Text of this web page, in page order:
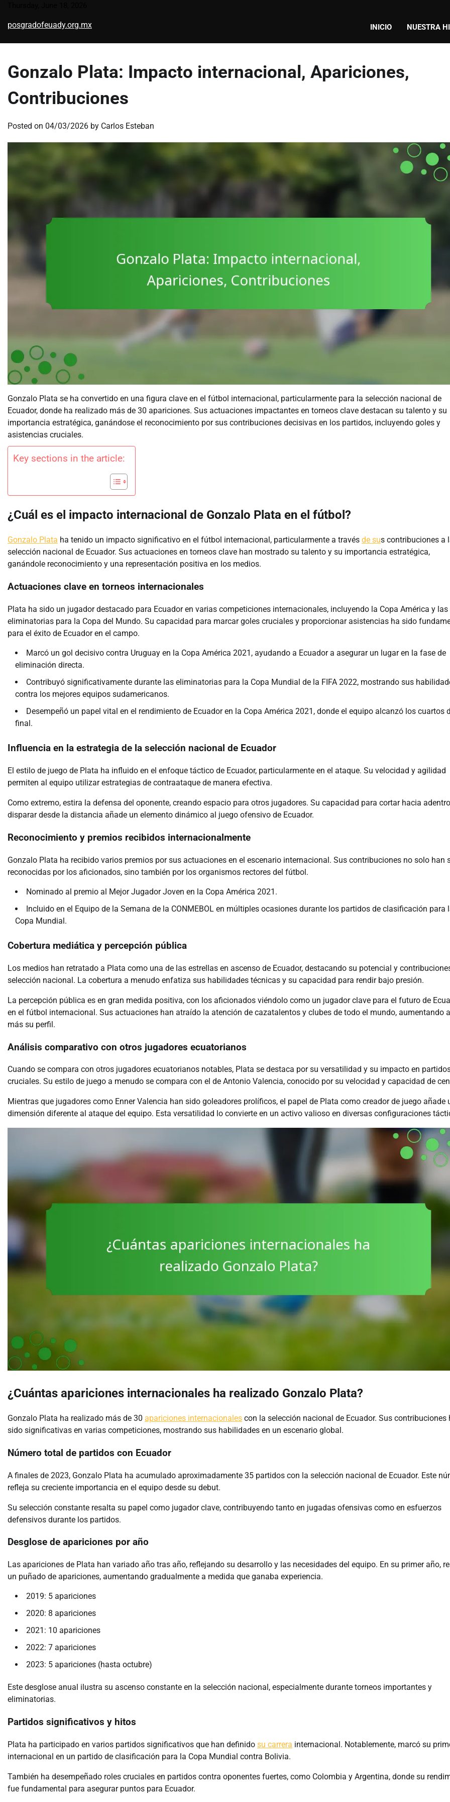
content
posgradofeuady.org.mx INICIO NUESTRA
Gonzalo Plata: Impacto internacional, Apariciones,
Contribuciones
Posted on 04/03/2026 by Carlos Esteban
Gonzalo Plata se ha convertido en una figura clave en el fútbol internacional, particularmente para la selección nacional de
Ecuador, donde ha realizado más de 30 apariciones. Sus actuaciones impactantes en torneos clave destacan su talento y su
importancia estratégica, ganándose el reconocimiento por sus contribuciones decisivas en los partidos, incluyendo goles y
asistencias cruciales.
Key sections in the article:
¿Cuál es el impacto internacional de Gonzalo Plata en el fútbol?
Gonzalo Plata ha tenido un impacto significativo en el fútbol internacional, particularmente a través de sus contribuciones a
selección nacional de Ecuador. Sus actuaciones en torneos clave han mostrado su talento y su importancia estratégica,
ganándole reconocimiento y una representación positiva en los medios.
Actuaciones clave en torneos internacionales
Plata ha sido un jugador destacado para Ecuador en varias competiciones internacionales, incluyendo la Copa América y las
eliminatorias para la Copa del Mundo. Su capacidad para marcar goles cruciales y proporcionar asistencias ha sido
para el éxito de Ecuador en el campo.
Marcó un gol decisivo contra Uruguay en la Copa América 2021, ayudando a Ecuador a asegurar un lugar en la fase de
eliminación directa.
Contribuyó significativamente durante las eliminatorias para la Copa Mundial de la FIFA 2022, mostrando sus
contra los mejores equipos sudamericanos.
Desempeñó un papel vital en el rendimiento de Ecuador en la Copa América 2021, donde el equipo alcanzó los cuartos
final.
Influencia en la estrategia de la selección nacional de Ecuador
El estilo de juego de Plata ha influido en el enfoque táctico de Ecuador, particularmente en el ataque. Su velocidad y agilidad
permiten al equipo utilizar estrategias de contraataque de manera efectiva.
Como extremo, estira la defensa del oponente, creando espacio para otros jugadores. Su capacidad para cortar hacia
disparar desde la distancia añade un elemento dinámico al juego ofensivo de Ecuador.
Reconocimiento y premios recibidos internacionalmente
Gonzalo Plata ha recibido varios premios por sus actuaciones en el escenario internacional. Sus contribuciones no solo han
reconocidas por los aficionados, sino también por los organismos rectores del fútbol.
Nominado al premio al Mejor Jugador Joven en la Copa América 2021.
Incluido en el Equipo de la Semana de la CONMEBOL en múltiples ocasiones durante los partidos de clasificación para
Copa Mundial.
Cobertura mediática y percepción pública
Los medios han retratado a Plata como una de las estrellas en ascenso de Ecuador, destacando su potencial y
selección nacional. La cobertura a menudo enfatiza sus habilidades técnicas y su capacidad para rendir bajo presión.
La percepción pública es en gran medida positiva, con los aficionados viéndolo como un jugador clave para el futuro de
en el fútbol internacional. Sus actuaciones han atraído la atención de cazatalentos y clubes de todo el mundo, aumentando
más su perfil.
Análisis comparativo con otros jugadores ecuatorianos
Cuando se compara con otros jugadores ecuatorianos notables, Plata se destaca por su versatilidad y su impacto en
cruciales. Su estilo de juego a menudo se compara con el de Antonio Valencia, conocido por su velocidad y capacidad de
Mientras que jugadores como Enner Valencia han sido goleadores prolíficos, el papel de Plata como creador de juego añade
dimensión diferente al ataque del equipo. Esta versatilidad lo convierte en un activo valioso en diversas configuraciones
¿Cuántas apariciones internacionales ha realizado Gonzalo Plata?
Gonzalo Plata ha realizado más de 30 apariciones internacionales con la selección nacional de Ecuador. Sus contribuciones
sido significativas en varias competiciones, mostrando sus habilidades en un escenario global.
Número total de partidos con Ecuador
A finales de 2023, Gonzalo Plata ha acumulado aproximadamente 35 partidos con la selección nacional de Ecuador. Este
refleja su creciente importancia en el equipo desde su debut.
Su selección constante resalta su papel como jugador clave, contribuyendo tanto en jugadas ofensivas como en esfuerzos
defensivos durante los partidos.
Desglose de apariciones por año
Las apariciones de Plata han variado año tras año, reflejando su desarrollo y las necesidades del equipo. En su primer año,
un puñado de apariciones, aumentando gradualmente a medida que ganaba experiencia.
2019: 5 apariciones
2020: 8 apariciones
2021: 10 apariciones
2022: 7 apariciones
2023: 5 apariciones (hasta octubre)
Este desglose anual ilustra su ascenso constante en la selección nacional, especialmente durante torneos importantes y
eliminatorias.
Partidos significativos y hitos
Plata ha participado en varios partidos significativos que han definido su carrera internacional. Notablemente, marcó su
internacional en un partido de clasificación para la Copa Mundial contra Bolivia.
También ha desempeñado roles cruciales en partidos contra oponentes fuertes, como Colombia y Argentina, donde su
fue fundamental para asegurar puntos para Ecuador.